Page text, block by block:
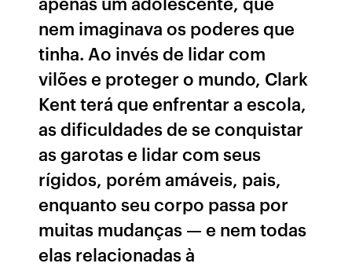
nem imaginava os poderes que
tinha. Ao invés de lidar com
vilões e proteger o mundo, Clark
Kent terá que enfrentar a escola,
as dificuldades de se conquistar
as garotas e lidar com seus
rígidos, porém amáveis, pais,
enquanto seu corpo passa por
muitas mudanças — e nem todas
elas relacionadas à